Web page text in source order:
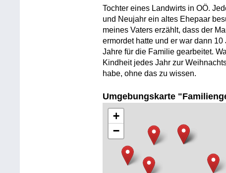
Tochter eines Landwirts in OÖ.
und Neujahr ein altes Ehepaar
meines Vaters erzählt, dass der
ermordet hatte und er war dann
Jahre für die Familie gearbeitet.
Kindheit jedes Jahr zur
habe, ohne das zu wissen.
Umgebungskarte
+
−